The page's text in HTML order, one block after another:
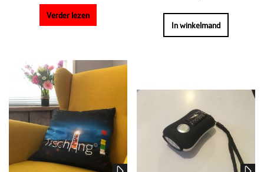
Verder lezen
In winkelmand